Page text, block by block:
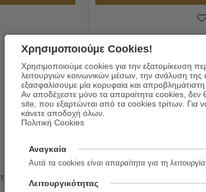
Χρησιμοποιούμε Cookies!
Χρησιμοποιούμε cookies για την εξατομίκευση
λειτουργιών κοινωνικών μέσων, την ανάλυση της
εξασφαλίσουμε μία κορυφαία και απροβλημάτιστη
Αν αποδέχεστε μόνο τα απαραίτητα cookies, δεν
site, που εξαρτώνται από τα cookies τρίτων. Για να
κάνετε αποδοχή όλων.
Πολιτική Cookies
Αναγκαία
Αυτά τα cookies είναι απαραίτητα για τη
Λειτουργικότητας